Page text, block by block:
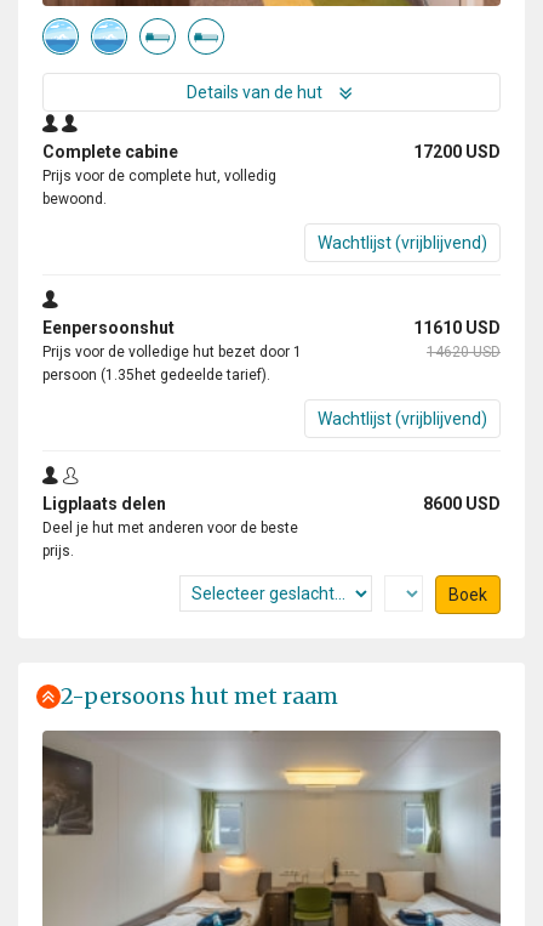
Details van de hut
Complete cabine 17200 USD
Prijs voor de complete hut, volledig
bewoond.
Wachtlijst (vrijblijvend)
Eenpersoonshut 11610 USD
Prijs voor de volledige hut bezet door 1
persoon (1.35het gedeelde tarief).
14620 USD
Wachtlijst (vrijblijvend)
Ligplaats delen 8600 USD
Deel je hut met anderen voor de beste
prijs.
Boek
2-persoons hut met raam